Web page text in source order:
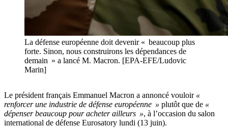
La défense européenne doit devenir « beaucoup plus
forte. Sinon, nous construirons les dépendances de
demain » a lancé M. Macron. [EPA-EFE/Ludovic
Marin]
Le président français Emmanuel Macron a annoncé vouloir «
renforcer une industrie de défense européenne » plutôt que de «
dépenser beaucoup pour acheter ailleurs », à l’occasion du salon
international de défense Eurosatory lundi (13 juin).